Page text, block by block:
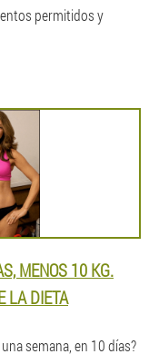
permitidos y
MENOS 10 KG.
LA DIETA
semana, en 10 días?